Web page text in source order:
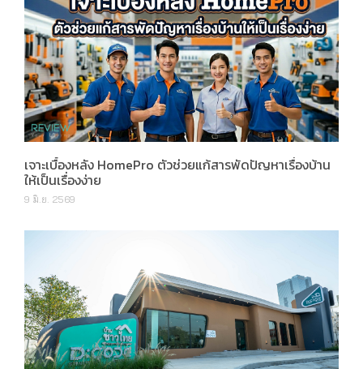
เจาะเบื้องหลัง HomePro ตัวช่วยแก้สารพัดปัญหาเรื่องบ้าน
ให้เป็นเรื่องง่าย
9 มิ.ย. 2569